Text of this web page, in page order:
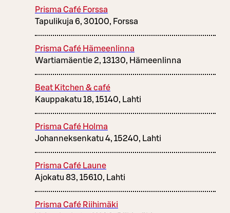
Prisma Café Forssa
Tapulikuja 6, 30100, Forssa
Prisma Café Hämeenlinna
Wartiamäentie 2, 13130, Hämeenlinna
Beat Kitchen & café
Kauppakatu 18, 15140, Lahti
Prisma Café Holma
Johanneksenkatu 4, 15240, Lahti
Prisma Café Laune
Ajokatu 83, 15610, Lahti
Prisma Café Riihimäki